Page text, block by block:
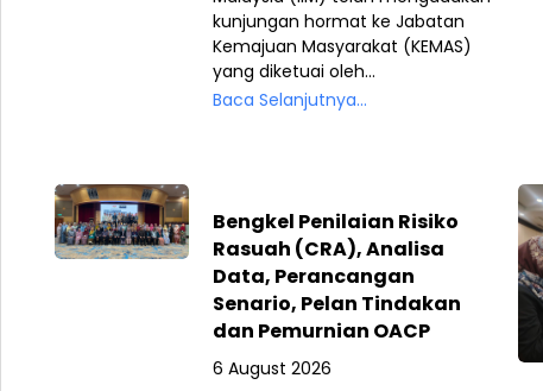
kunjungan hormat ke Jabatan
Kemajuan Masyarakat (KEMAS)
yang diketuai oleh...
Baca Selanjutnya...
Bengkel Penilaian Risiko
Rasuah (CRA), Analisa
Data, Perancangan
Senario, Pelan Tindakan
dan Pemurnian OACP
6 August 2026